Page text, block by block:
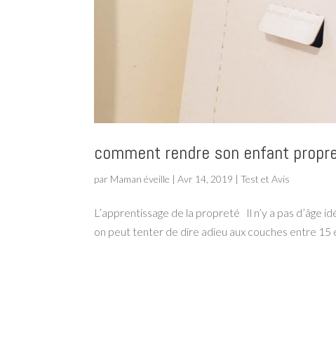
comment rendre son enfant
par Maman éveille |Avr 14, 2019 |Test et Avis
L’apprentissage de la propreté Il n’y a pas d’âge
on peut tenter de dire adieu aux couches entre